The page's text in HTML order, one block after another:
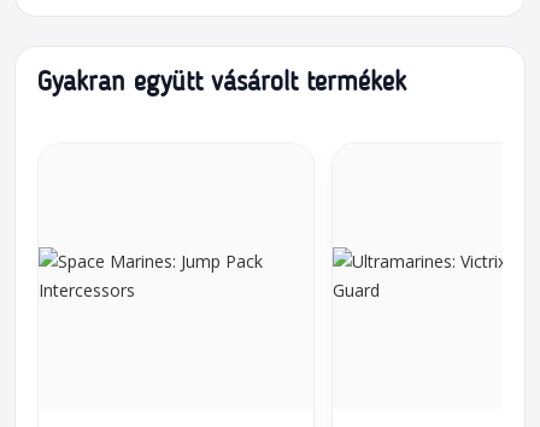
Gyakran együtt vásárolt termékek